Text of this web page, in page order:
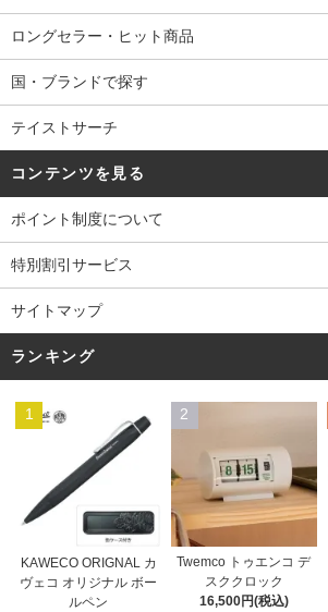
ロングセラー・ヒット商品
国・ブランドで探す
テイストサーチ
コンテンツを見る
ポイント制度について
特別割引サービス
サイトマップ
ランキング
1
KAWECO ORIGNAL カ
ヴェコ オリジナル ボー
ルペン
2
Twemco トゥエンコ デ
スククロック
16,500円(税込)